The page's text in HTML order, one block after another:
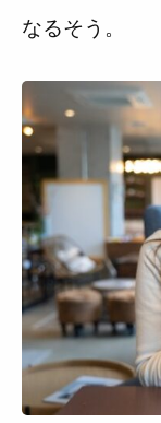
なるそう。